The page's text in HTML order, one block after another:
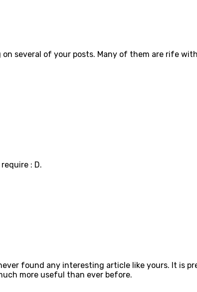
several of your posts. Many of them are rife
: D.
found any interesting article like yours. It is
more useful than ever before.